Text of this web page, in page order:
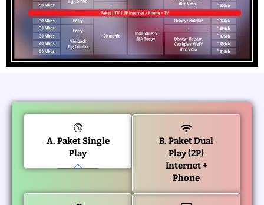
A. Paket Single
Play
B. Paket Dual
Play (2P)
Internet +
Phone